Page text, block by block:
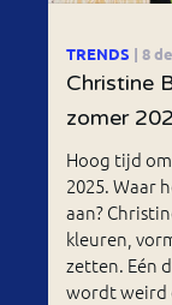
TRENDS | 8
Christine
zomer
Hoog tijd
2025. Waar
aan?
kleuren,
zetten. Eén
wordt weird